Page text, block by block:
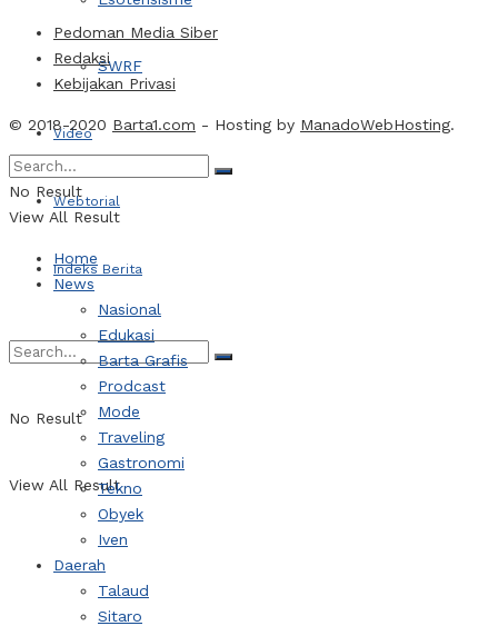
SWRF
Video
Webtorial
Indeks Berita
No Result
View All Result
Pedoman Media Siber
Redaksi
Kebijakan Privasi
© 2018-2020 Barta1.com - Hosting by ManadoWebHosting.
No Result
View All Result
Home
News
Nasional
Edukasi
Barta Grafis
Prodcast
Mode
Traveling
Gastronomi
Tekno
Obyek
Iven
Daerah
Talaud
Sitaro